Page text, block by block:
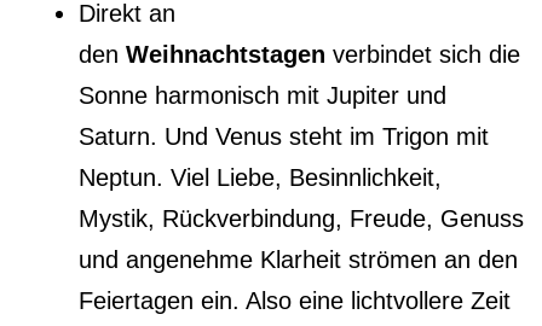
Direkt an
den Weihnachtstagen verbindet sich die
Sonne harmonisch mit Jupiter und
Saturn. Und Venus steht im Trigon mit
Neptun. Viel Liebe, Besinnlichkeit,
Mystik, Rückverbindung, Freude, Genuss
und angenehme Klarheit strömen an den
Feiertagen ein. Also eine lichtvollere Zeit